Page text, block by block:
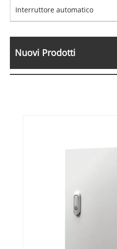
Interruttore automatico
Nuovi Prodotti